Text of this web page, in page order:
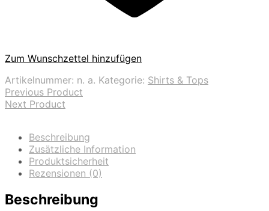
Zum Wunschzettel hinzufügen
Artikelnummer: n. a. Kategorie: Shirts & Tops
Previous Product
Next Product
Beschreibung
Zusätzliche Information
Produktsicherheit
Rezensionen (0)
Beschreibung